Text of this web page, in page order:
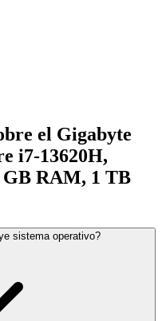
el Gigabyte
i7-13620H,
GB RAM, 1 TB
sistema operativo?